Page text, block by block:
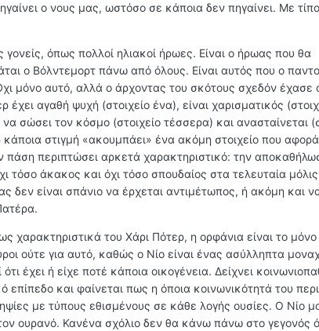
ο νους μας, ωστόσο σε κάποια δεν πηγαίνει. Με
όπως πολλοί ηλιακοί ήρωες. Είναι ο ήρωας που θα
ο Βόλντεμορτ πάνω από όλους. Είναι αυτός που ο
μόνο αυτό, αλλά ο άρχοντας του σκότους σχεδόν έχασε ο
αγαθή ψυχή (στοιχείο ένα), είναι χαρισματικός
να σώσει τον κόσμο (στοιχείο τέσσερα) και ανασταίνεται
στιγμή «ακουμπάει» ένα ακόμη στοιχείο που
πάση περιπτώσει αρκετά χαρακτηριστικό: την
τόσο άκακος και όχι τόσο σπουδαίος στα τελευταία μόλις
δεν είναι σπάνιο να έρχεται αντιμέτωπος, ή ακόμη και
χαρακτηριστικά του Χάρι Πότερ, η ορφάνια είναι το
ούτε για αυτό, καθώς ο Νίο είναι ένας ασύλληπτα
έχει ή είχε ποτέ κάποια οικογένεια. Δείχνει
και φαίνεται πως η όποια κοινωνικότητά του
με τύπους εθισμένους σε κάθε λογής ουσίες. Ο Νίο
ουρανό. Κανένα σχόλιο δεν θα κάνω πάνω στο γεγονός